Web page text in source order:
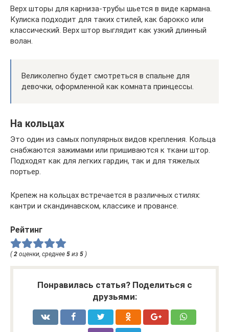
Верх шторы для карниза-трубы шьется в виде кармана.
Кулиска подходит для таких стилей, как барокко или
классический. Верх штор выглядит как узкий длинный
волан.
Великолепно будет смотреться в спальне для
девочки, оформленной как комната принцессы.
На кольцах
Это один из самых популярных видов крепления. Кольца
снабжаются зажимами или пришиваются к ткани штор.
Подходят как для легких гардин, так и для тяжелых
портьер.
Крепеж на кольцах встречается в различных стилях:
кантри и скандинавском, классике и провансе.
Рейтинг
(2 оценки, среднее 5 из 5 )
Понравилась статья? Поделиться с
друзьями: